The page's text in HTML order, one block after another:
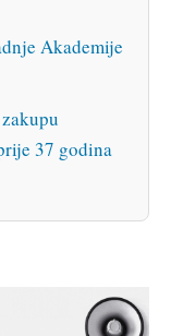
Akademije
37 godina